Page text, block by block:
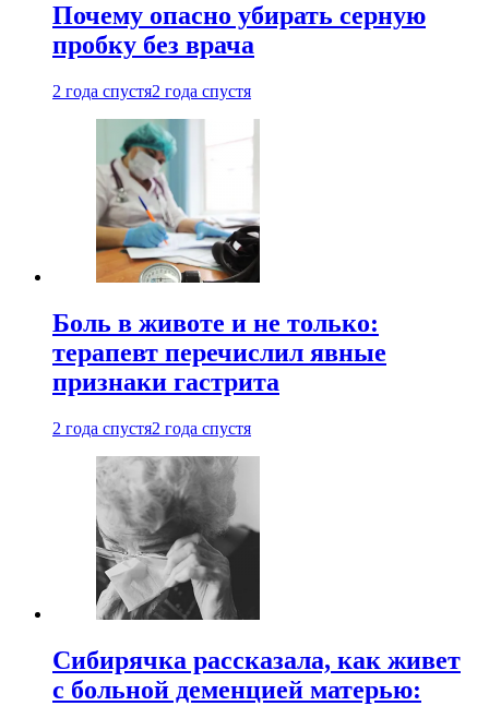
Почему опасно убирать серную
пробку без врача
2 года спустя2 года спустя
Боль в животе и не только:
терапевт перечислил явные
признаки гастрита
2 года спустя2 года спустя
Сибирячка рассказала, как живет
с больной деменцией матерью: